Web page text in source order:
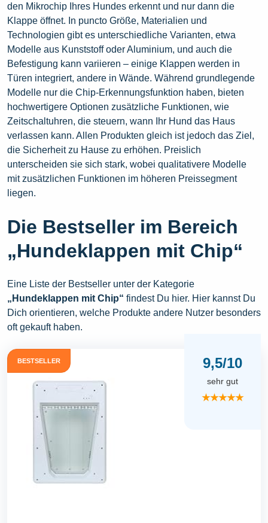
den Mikrochip Ihres Hundes erkennt und nur dann die
Klappe öffnet. In puncto Größe, Materialien und
Technologien gibt es unterschiedliche Varianten, etwa
Modelle aus Kunststoff oder Aluminium, und auch die
Befestigung kann variieren – einige Klappen werden in
Türen integriert, andere in Wände. Während grundlegende
Modelle nur die Chip-Erkennungsfunktion haben, bieten
hochwertigere Optionen zusätzliche Funktionen, wie
Zeitschaltuhren, die steuern, wann Ihr Hund das Haus
verlassen kann. Allen Produkten gleich ist jedoch das Ziel,
die Sicherheit zu Hause zu erhöhen. Preislich
unterscheiden sie sich stark, wobei qualitativere Modelle
mit zusätzlichen Funktionen im höheren Preissegment
liegen.
Die Bestseller im Bereich
„Hundeklappen mit Chip“
Eine Liste der Bestseller unter der Kategorie
„Hundeklappen mit Chip“ findest Du hier. Hier kannst Du
Dich orientieren, welche Produkte andere Nutzer besonders
oft gekauft haben.
BESTSELLER 9,5/10
sehr gut
★★★★★